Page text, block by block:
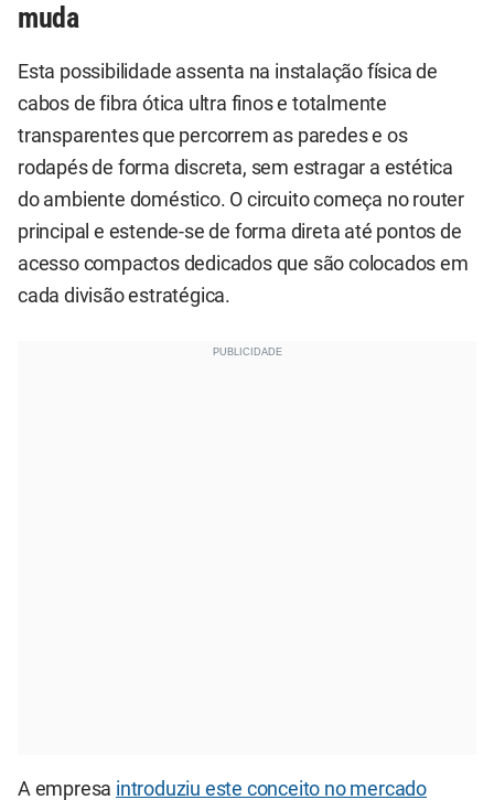
muda
Esta possibilidade assenta na instalação física de
cabos de fibra ótica ultra finos e totalmente
transparentes que percorrem as paredes e os
rodapés de forma discreta, sem estragar a estética
do ambiente doméstico. O circuito começa no router
principal e estende-se de forma direta até pontos de
acesso compactos dedicados que são colocados em
cada divisão estratégica.
A empresa introduziu este conceito no mercado